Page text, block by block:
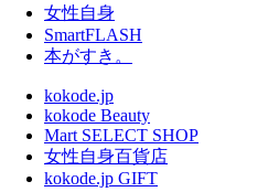
女性自身
SmartFLASH
本がすき。
kokode.jp
kokode Beauty
Mart SELECT SHOP
女性自身百貨店
kokode.jp GIFT